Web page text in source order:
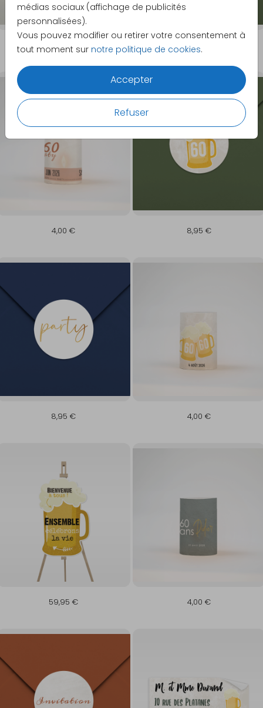
médias sociaux (affichage de publicités
personnalisées).
Vous pouvez modifier ou retirer votre consentement à
tout moment sur notre politique de cookies.
Accepter
Refuser
6,95 € 8,95 €
4,00 € 8,95 €
8,95 € 4,00 €
59,95 € 4,00 €